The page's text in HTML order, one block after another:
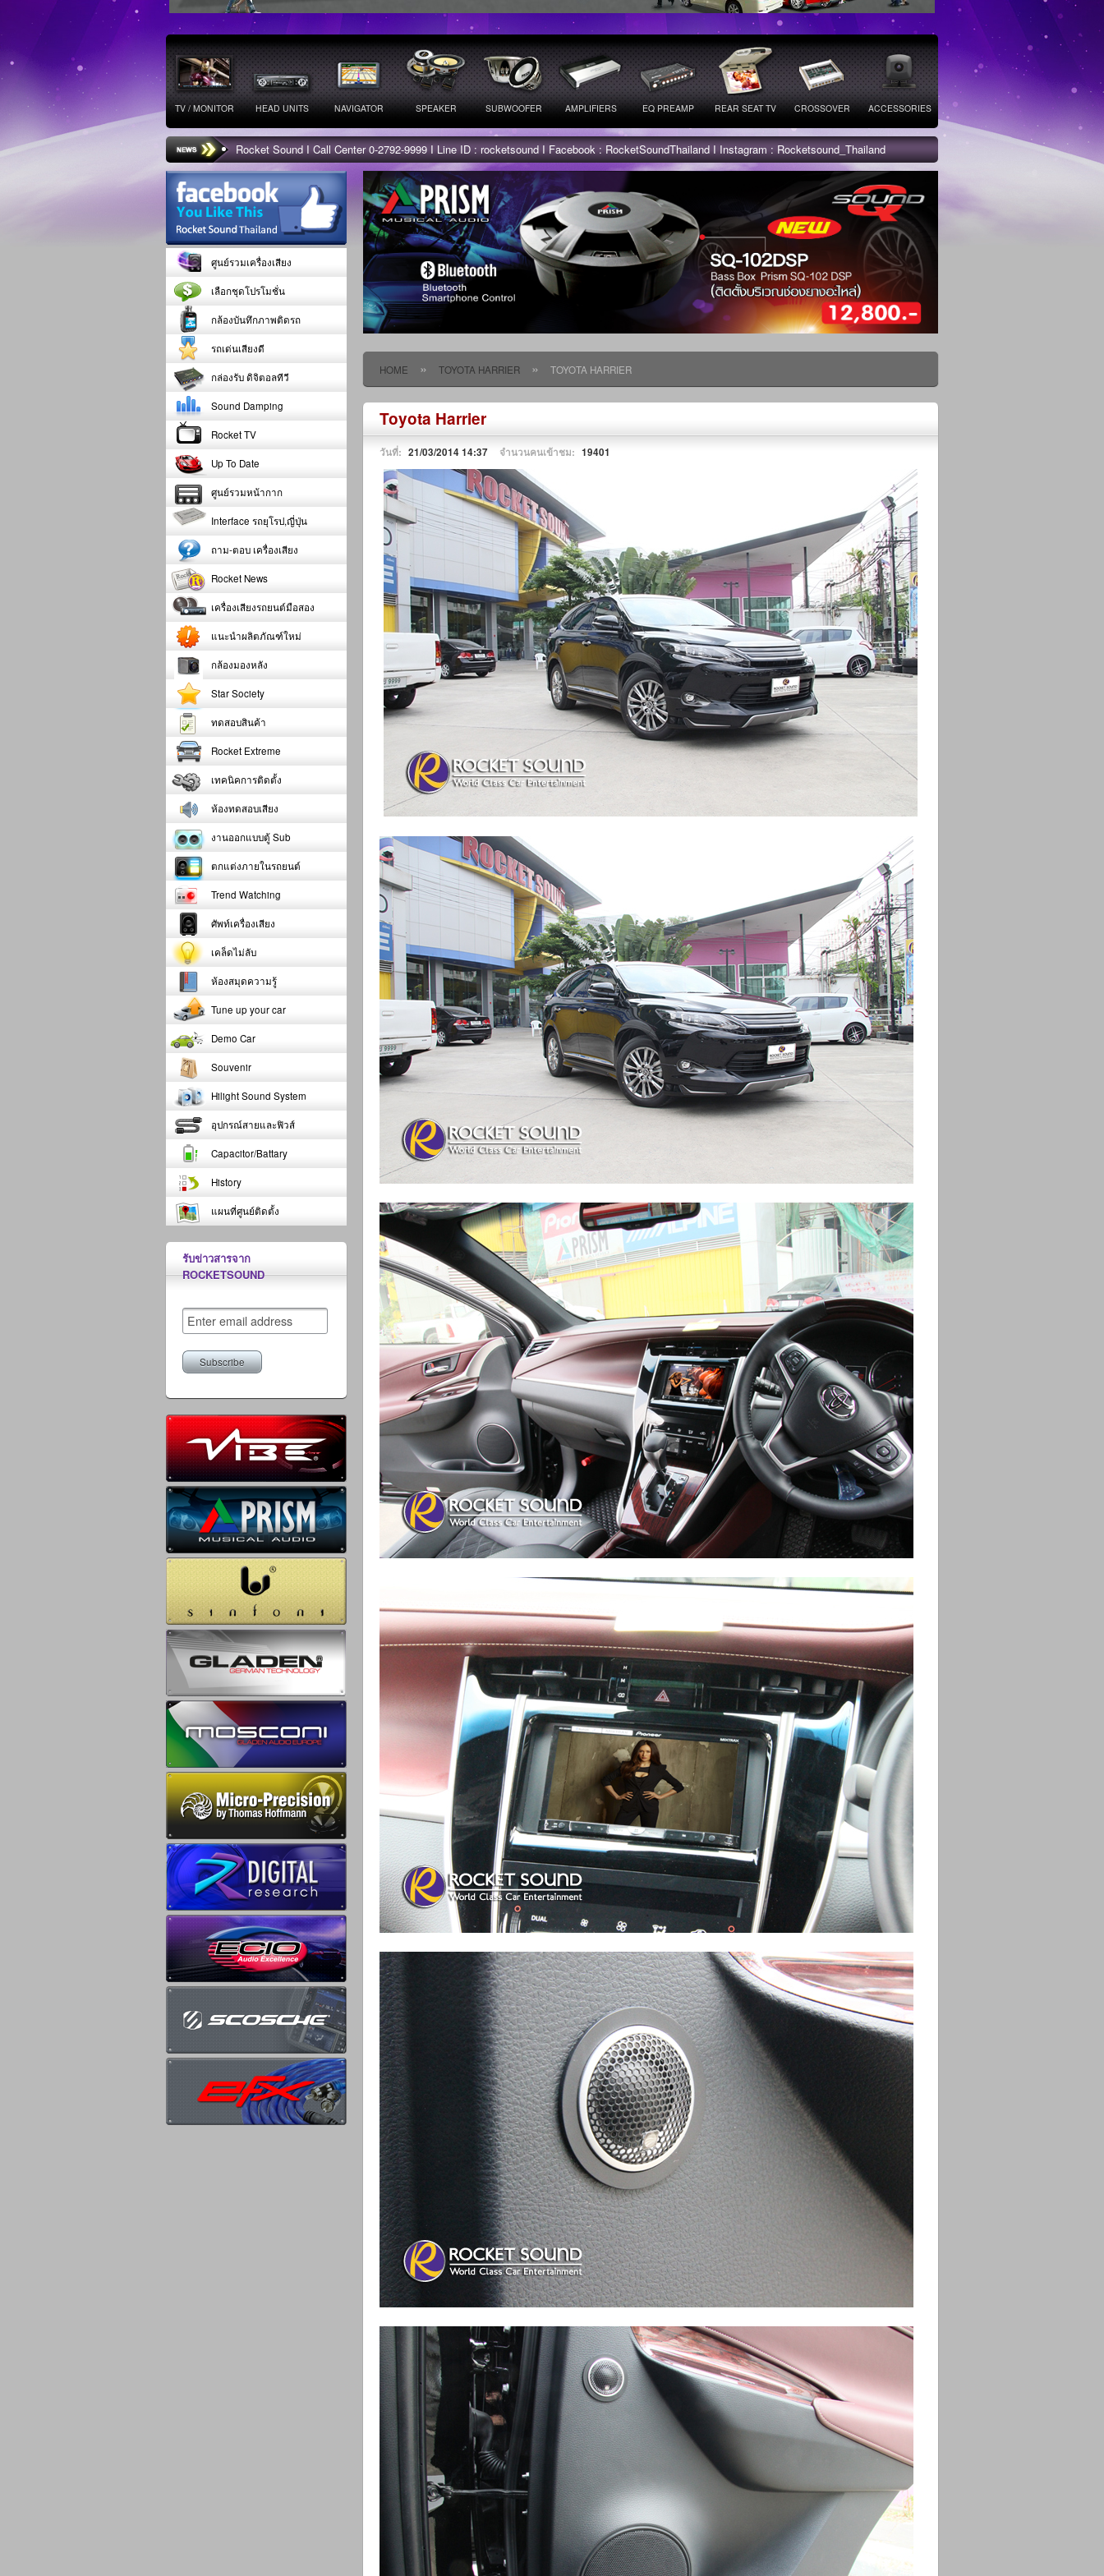
TV / MONITOR HEAD UNITS NAVIGATOR SPEAKER SUBWOOFER AMPLIFIERS EQ PREAMP REAR SEAT TV CROSSOVER ACCESSORIES
Rocket Sound I Call Center 0-2792-9999 I Line ID : rocketsound I Facebook : RocketSoundThailand I Instagram : Rocketsound_Thailand
HOME » TOYOTA HARRIER » TOYOTA HARRIER
Toyota Harrier
วันที่: 21/03/2014 14:37 จำนวนคนเข้าชม: 19401
ศูนย์รวมเครื่องเสียง
เลือกชุดโปรโมชั่น
กล้องบันทึกภาพติดรถ
รถเด่นเสียงดี
กล่องรับ ดิจิตอลทีวี
Sound Damping
Rocket TV
Up To Date
ศูนย์รวมหน้ากาก
Interface รถยุโรป,ญี่ปุ่น
ถาม-ตอบ เครื่องเสียง
Rocket News
เครื่องเสียงรถยนต์มือสอง
แนะนำผลิตภัณฑ์ใหม่
กล้องมองหลัง
Star Society
ทดสอบสินค้า
Rocket Extreme
เทคนิคการติดตั้ง
ห้องทดสอบเสียง
งานออกแบบตู้ Sub
ตกแต่งภายในรถยนต์
Trend Watching
ศัพท์เครื่องเสียง
เคล็ดไม่ลับ
ห้องสมุดความรู้
Tune up your car
Demo Car
Souvenir
Hilight Sound System
อุปกรณ์สายและฟิวส์
Capacitor/Battary
History
แผนที่ศูนย์ติดตั้ง
รับข่าวสารจาก
ROCKETSOUND